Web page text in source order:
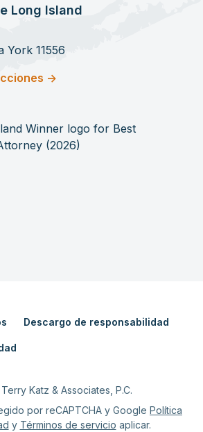
Long Island
York 11556
->
Descargo de responsabilidad
Terry Katz & Associates, P.C.
por reCAPTCHA y Google Política
y Términos de servicio aplicar.